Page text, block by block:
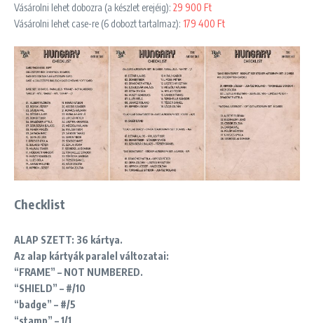
Vásárolni lehet dobozra (a készlet erejéig): 29 900 Ft
Vásárolni lehet case-re (6 dobozt tartalmaz): 179 400 Ft
Checklist
ALAP SZETT: 36 kártya.
Az alap kártyák paralel változatai:
“FRAME” – NOT NUMBERED.
“SHIELD” – #/10
“badge” – #/5
“stamp” – 1/1